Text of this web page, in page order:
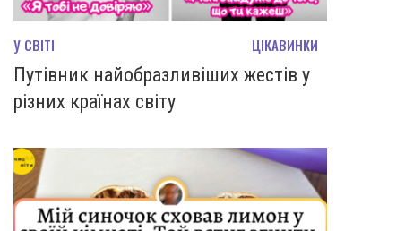
У СВІТІ ЦІКАВИНКИ
Путівник найобразливіших жестів у
різних країнах світу